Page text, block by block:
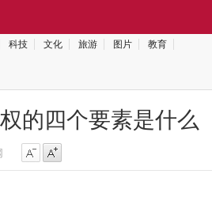
科技 文化 旅游 图片 教育
的四个要素是什么